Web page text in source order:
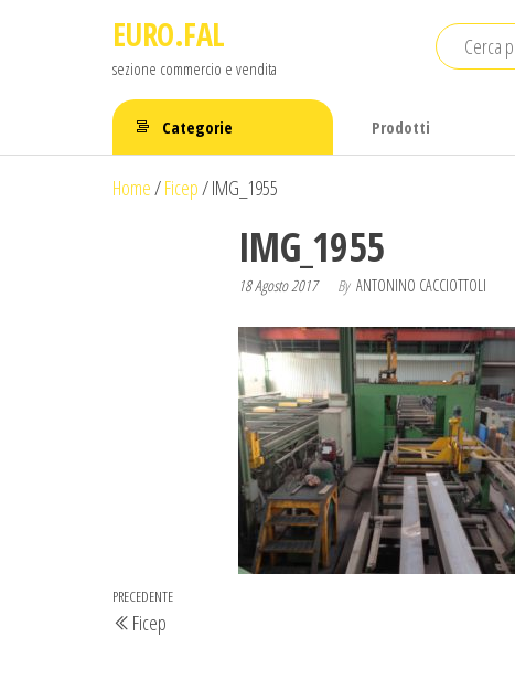
EURO.FAL
sezione commercio e vendita
Categorie Prodotti
Home/Ficep/IMG_1955
IMG_1955
18 Agosto 2017 By ANTONINO CACCIOTTOLI
Navigazione
articoli
Articolo
precedente
PRECEDENTE
Ficep